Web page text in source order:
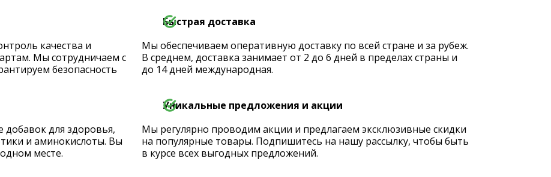
качества и
Мы сотрудничаем с
безопасность
Быстрая доставка
Мы обеспечиваем оперативную доставку по всей стране и за рубеж.
В среднем, доставка занимает от 2 до 6 дней в пределах страны и
до 14 дней международная.
добавок для здоровья,
и аминокислоты. Вы
месте.
Уникальные предложения и акции
Мы регулярно проводим акции и предлагаем эксклюзивные скидки
на популярные товары. Подпишитесь на нашу рассылку, чтобы быть
в курсе всех выгодных предложений.